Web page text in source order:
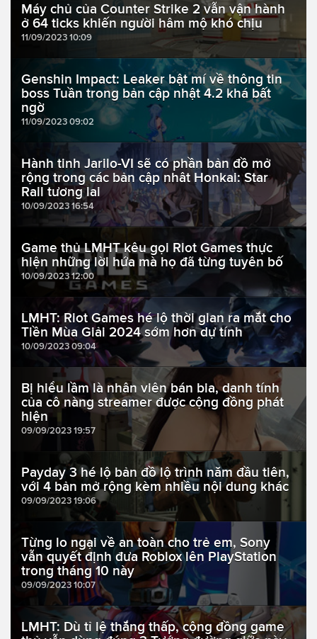
Máy chủ của Counter Strike 2 vẫn vận hành
ở 64 ticks khiến người hâm mộ khó chịu
11/09/2023 10:09
Genshin Impact: Leaker bật mí về thông tin
boss Tuần trong bản cập nhật 4.2 khá bất
ngờ
11/09/2023 09:02
Hành tinh Jarilo-VI sẽ có phần bản đồ mở
rộng trong các bản cập nhât Honkai: Star
Rail tương lai
10/09/2023 16:54
Game thủ LMHT kêu gọi Riot Games thực
hiện những lời hứa mà họ đã từng tuyên bố
10/09/2023 12:00
LMHT: Riot Games hé lộ thời gian ra mắt cho
Tiền Mùa Giải 2024 sớm hơn dự tính
10/09/2023 09:04
Bị hiểu lầm là nhân viên bán bia, danh tính
của cô nàng streamer được cộng đồng phát
hiện
09/09/2023 19:57
Payday 3 hé lộ bản đồ lộ trình năm đầu tiên,
với 4 bản mở rộng kèm nhiều nội dung khác
09/09/2023 19:06
Từng lo ngại về an toàn cho trẻ em, Sony
vẫn quyết định đưa Roblox lên PlayStation
trong tháng 10 này
09/09/2023 10:07
LMHT: Dù tỉ lệ thắng thấp, cộng đồng game